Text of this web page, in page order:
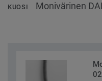
KUOSI Monivärinen